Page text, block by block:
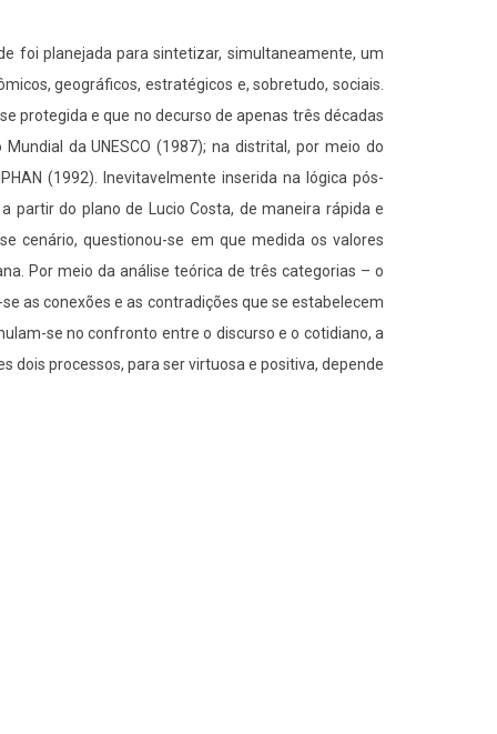
foi planejada para sintetizar, simultaneamente, um
geográficos, estratégicos e, sobretudo, sociais.
protegida e que no decurso de apenas três décadas
da UNESCO (1987); na distrital, por meio do
(1992). Inevitavelmente inserida na lógica pós-
partir do plano de Lucio Costa, de maneira rápida e
cenário, questionou-se em que medida os valores
Por meio da análise teórica de três categorias – o
as conexões e as contradições que se estabelecem
se no confronto entre o discurso e o cotidiano, a
dois processos, para ser virtuosa e positiva, depende